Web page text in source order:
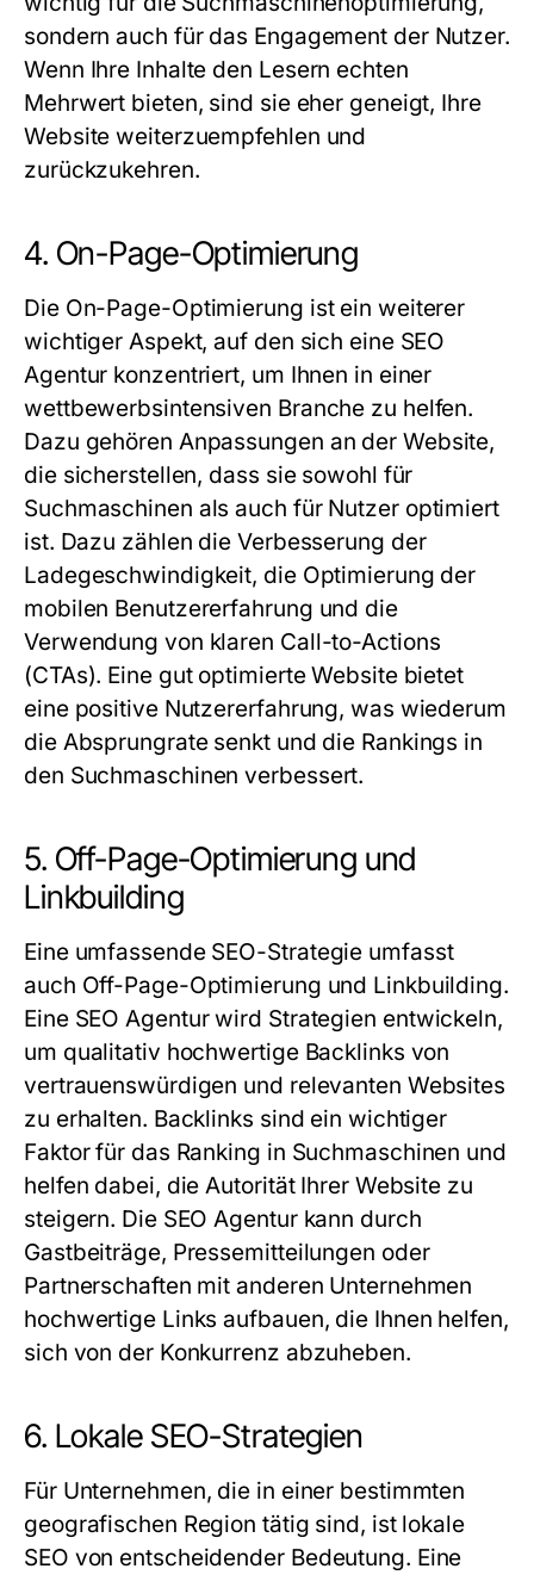
sondern auch für das Engagement der Nutzer.
Wenn Ihre Inhalte den Lesern echten
Mehrwert bieten, sind sie eher geneigt, Ihre
Website weiterzuempfehlen und
zurückzukehren.
4. On-Page-Optimierung
Die On-Page-Optimierung ist ein weiterer
wichtiger Aspekt, auf den sich eine SEO
Agentur konzentriert, um Ihnen in einer
wettbewerbsintensiven Branche zu helfen.
Dazu gehören Anpassungen an der Website,
die sicherstellen, dass sie sowohl für
Suchmaschinen als auch für Nutzer optimiert
ist. Dazu zählen die Verbesserung der
Ladegeschwindigkeit, die Optimierung der
mobilen Benutzererfahrung und die
Verwendung von klaren Call-to-Actions
(CTAs). Eine gut optimierte Website bietet
eine positive Nutzererfahrung, was wiederum
die Absprungrate senkt und die Rankings in
den Suchmaschinen verbessert.
5. Off-Page-Optimierung und
Linkbuilding
Eine umfassende SEO-Strategie umfasst
auch Off-Page-Optimierung und Linkbuilding.
Eine SEO Agenturwird Strategien entwickeln,
um qualitativ hochwertige Backlinks von
vertrauenswürdigen und relevanten Websites
zu erhalten. Backlinks sind ein wichtiger
Faktor für das Ranking in Suchmaschinen und
helfen dabei, die Autorität Ihrer Website zu
steigern. Die SEO Agenturkann durch
Gastbeiträge, Pressemitteilungen oder
Partnerschaften mit anderen Unternehmen
hochwertige Links aufbauen, die Ihnen helfen,
sich von der Konkurrenz abzuheben.
6. Lokale SEO-Strategien
Für Unternehmen, die in einer bestimmten
geografischen Region tätig sind, ist lokale
SEO von entscheidender Bedeutung. Eine